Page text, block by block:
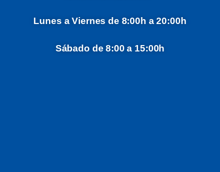
Lunes a Viernes de 8:00h a 20:00h
Sábado de 8:00 a 15:00h